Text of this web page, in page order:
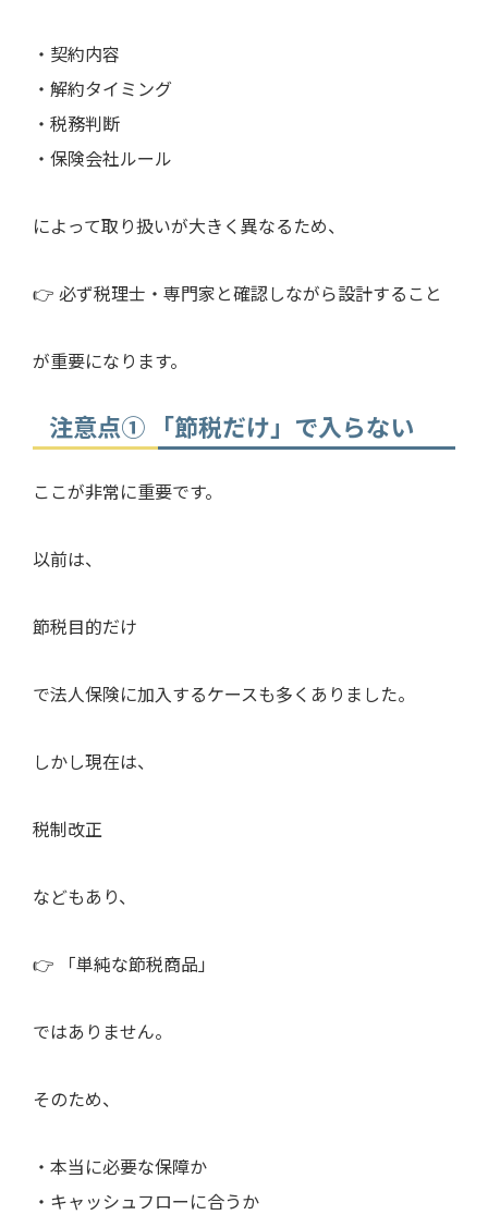
・契約内容
・解約タイミング
・税務判断
・保険会社ルール
によって取り扱いが大きく異なるため、
👉 必ず税理士・専門家と確認しながら設計すること
が重要になります。
注意点① 「節税だけ」で入らない
ここが非常に重要です。
以前は、
節税目的だけ
で法人保険に加入するケースも多くありました。
しかし現在は、
税制改正
などもあり、
👉 「単純な節税商品」
ではありません。
そのため、
・本当に必要な保障か
・キャッシュフローに合うか